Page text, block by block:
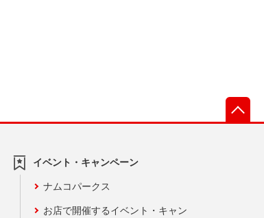
イベント・キャンペーン
ナムコパークス
お店で開催するイベント・キャン